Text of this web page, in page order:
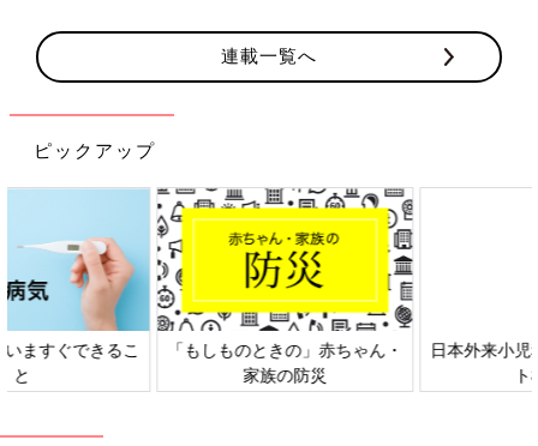
連載一覧へ
ピックアップ
日本外来小児科学会リーフレッ
六星占術 細木かおりさんの人生